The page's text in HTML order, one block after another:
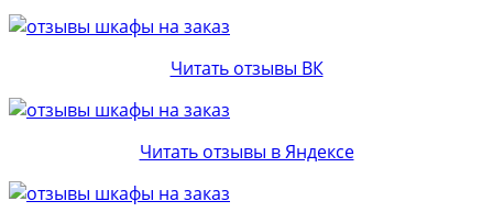
Читать отзывы ВК
Читать отзывы в Яндексе